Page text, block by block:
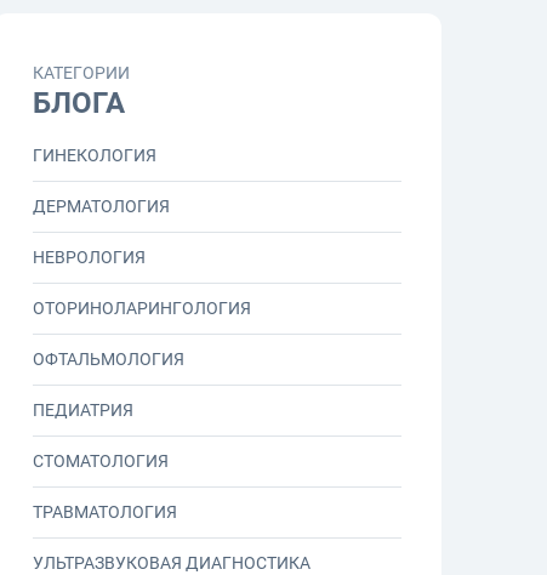
КАТЕГОРИИ
БЛОГА
ГИНЕКОЛОГИЯ
ДЕРМАТОЛОГИЯ
НЕВРОЛОГИЯ
ОТОРИНОЛАРИНГОЛОГИЯ
ОФТАЛЬМОЛОГИЯ
ПЕДИАТРИЯ
СТОМАТОЛОГИЯ
ТРАВМАТОЛОГИЯ
УЛЬТРАЗВУКОВАЯ ДИАГНОСТИКА